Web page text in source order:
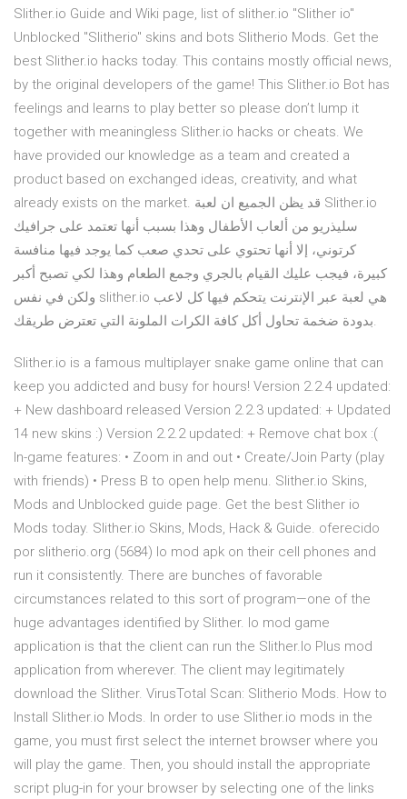
Slither.io Guide and Wiki page, list of slither.io "Slither io"
Unblocked "Slitherio" skins and bots Slitherio Mods. Get the
best Slither.io hacks today. This contains mostly official news,
by the original developers of the game! This Slither.io Bot has
feelings and learns to play better so please don’t lump it
together with meaningless Slither.io hacks or cheats. We
have provided our knowledge as a team and created a
product based on exchanged ideas, creativity, and what
already exists on the market. قد يظن الجميع ان لعبة Slither.io
سليذريو من ألعاب الأطفال وهذا بسبب أنها تعتمد على جرافيك
كرتوني، إلا أنها تحتوي على تحدي صعب كما يوجد فيها منافسة
كبيرة، فيجب عليك القيام بالجري وجمع الطعام وهذا لكي تصبح أكبر
ولكن في نفس slither.io هي لعبة عبر الإنترنت يتحكم فيها كل لاعب
بدودة ضخمة تحاول أكل كافة الكرات الملونة التي تعترض طريقك.
Slither.io is a famous multiplayer snake game online that can
keep you addicted and busy for hours! Version 2.2.4 updated:
+ New dashboard released Version 2.2.3 updated: + Updated
14 new skins :) Version 2.2.2 updated: + Remove chat box :(
In-game features: • Zoom in and out • Create/Join Party (play
with friends) • Press B to open help menu. Slither.io Skins,
Mods and Unblocked guide page. Get the best Slither io
Mods today. Slither.io Skins, Mods, Hack & Guide. oferecido
por slitherio.org (5684) Io mod apk on their cell phones and
run it consistently. There are bunches of favorable
circumstances related to this sort of program—one of the
huge advantages identified by Slither. Io mod game
application is that the client can run the Slither.Io Plus mod
application from wherever. The client may legitimately
download the Slither. VirusTotal Scan: Slitherio Mods. How to
Install Slither.io Mods. In order to use Slither.io mods in the
game, you must first select the internet browser where you
will play the game. Then, you should install the appropriate
script plug-in for your browser by selecting one of the links